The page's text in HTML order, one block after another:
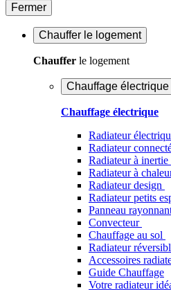
Fermer
Chauffer le logement
Chauffer le logement
Chauffage électrique
Chauffage électrique
Radiateur
Radiateur
Radiateur à inertie
Radiateur à
Radiateur design
Radiateur petits
Panneau
Convecteur
Chauffage au sol
Radiateur
Accessoires
Guide Chauffage
Votre radiateur